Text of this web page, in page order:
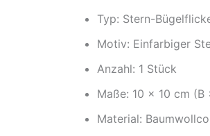
Typ: Stern-
Motiv: Einfarbiger
Anzahl: 1 Stück
Maße: 10 × 10 cm (B
Material: